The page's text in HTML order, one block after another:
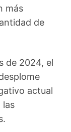
más
de
de 2024, el
actual
las